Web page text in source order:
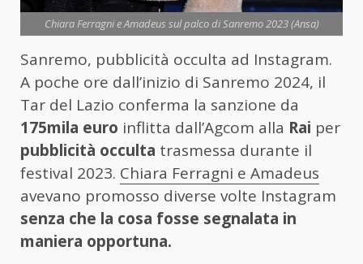
Chiara Ferragni e Amadeus sul palco di Sanremo 2023 (Ansa)
Sanremo, pubblicità occulta ad Instagram.
A poche ore dall’inizio di Sanremo 2024, il
Tar del Lazio conferma la sanzione da
175mila euro inflitta dall’Agcom alla Rai per
pubblicità occulta trasmessa durante il
festival 2023. Chiara Ferragni e Amadeus
avevano promosso diverse volte Instagram
senza che la cosa fosse segnalata in
maniera opportuna.